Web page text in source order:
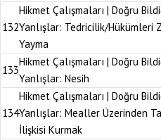
132
Hikmet Çalışmaları | Doğru
Yanlışlar: Tedricilik/Hükümleri
Yayma
133
Hikmet Çalışmaları | Doğru
Yanlışlar: Nesih
134
Hikmet Çalışmaları | Doğru
Yanlışlar: Mealler Üzerinden
İlişkisi Kurmak